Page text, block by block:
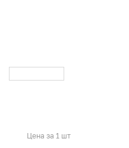
Цена за 1 шт